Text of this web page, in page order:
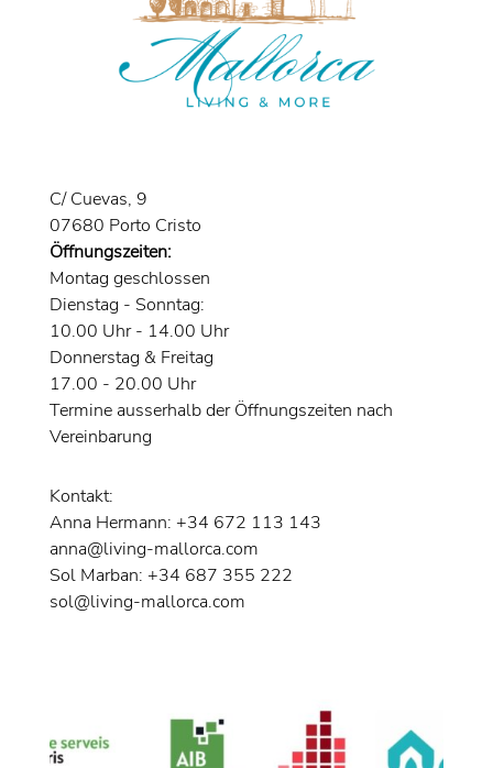
C/ Cuevas, 9
07680 Porto Cristo
Öffnungszeiten:
Montag geschlossen
Dienstag - Sonntag:
10.00 Uhr - 14.00 Uhr
Donnerstag & Freitag
17.00 - 20.00 Uhr
Termine ausserhalb der Öffnungszeiten nach
Vereinbarung
Kontakt:
Anna Hermann: +34 672 113 143
anna@living-mallorca.com
Sol Marban: +34 687 355 222
sol@living-mallorca.com